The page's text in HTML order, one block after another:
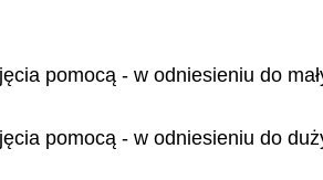
pomocą - w odniesieniu do
pomocą - w odniesieniu do